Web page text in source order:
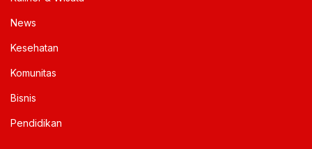
News
Kesehatan
Komunitas
Bisnis
Pendidikan